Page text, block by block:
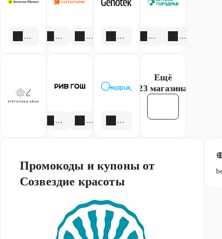
1 скидка 3 акции 1 скидка 13 скидок1 акция 1 скидка
2 акции 4 скидки 5 акций
Ещё
23 магазина
Промокоды и купоны от
Созвездие красоты